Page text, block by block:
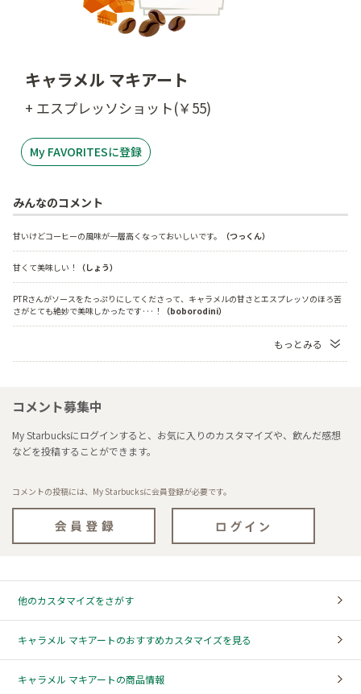
キャラメル マキアート
+ エスプレッソショット(￥55)
My FAVORITESに登録
みんなのコメント
甘いけどコーヒーの風味が一層高くなっておいしいです。 （つっくん）
甘くて美味しい！ （しょう）
PTRさんがソースをたっぷりにしてくださって、キャラメルの甘さとエスプレッソのほろ苦
さがとても絶妙で美味しかったです···！
（boborodini）
もっとみる
コメント募集中
My Starbucksにログインすると、お気に入りのカスタマイズや、飲んだ感想
などを投稿することができます。
コメントの投稿には、My Starbucksに会員登録が必要です。
他のカスタマイズをさがす
キャラメル マキアートのおすすめカスタマイズを見る
キャラメル マキアートの商品情報